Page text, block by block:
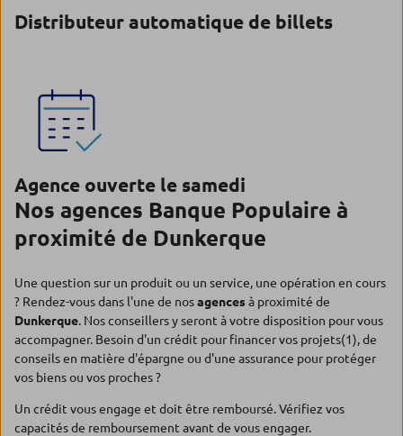
Distributeur automatique de billets
Agence ouverte le samedi
Nos agences Banque Populaire à
proximité de Dunkerque
Une question sur un produit ou un service, une opération en cours
? Rendez-vous dans l'une de nosagencesà proximité de
Dunkerque. Nos conseillers y seront à votre disposition pour vous
accompagner. Besoin d'un crédit pour financer vos projets(1), de
conseils en matière d'épargne ou d'une assurance pour protéger
vos biens ou vos proches ?
Un crédit vous engage et doit être remboursé. Vérifiez vos
capacités de remboursement avant de vous engager.